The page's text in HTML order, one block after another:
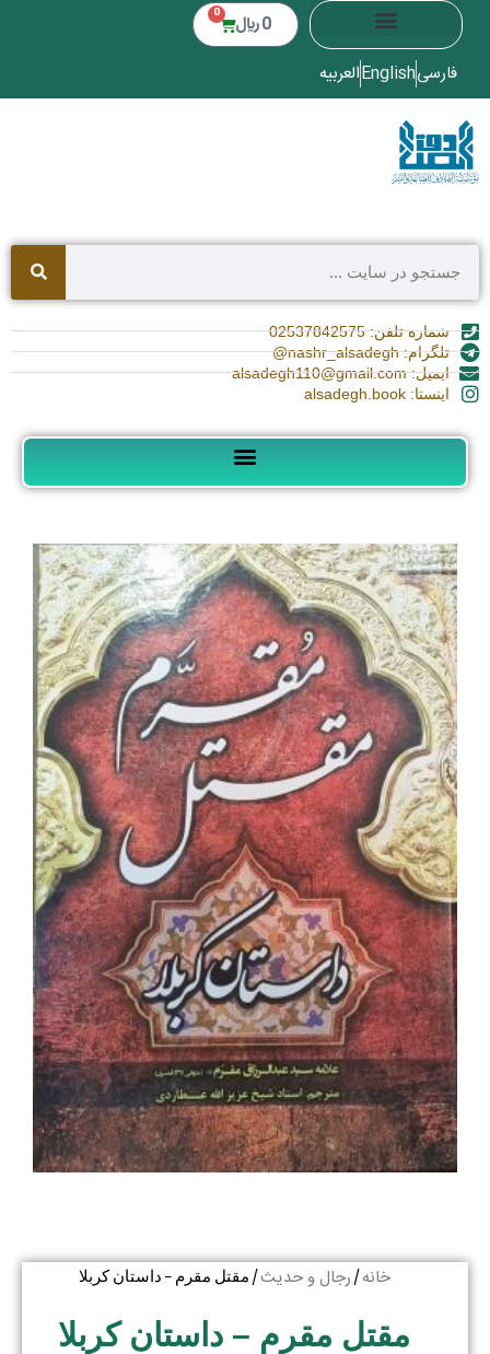
0 ﷼ 0
فارسیEnglishالعربیه
شماره تلفن: 02537842575
تلگرام: nashr_alsadegh@
ایمیل: alsadegh110@gmail.com
اینستا: alsadegh.book
خانه/ رجال و حدیث/ مقتل مقرم – داستان کربلا
مقتل مقرم – داستان کربلا